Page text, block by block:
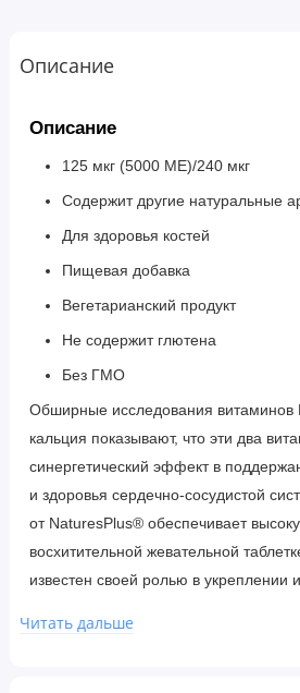
Описание
Описание
125 мкг (5000 МЕ)/240 мкг
Содержит другие натуральные
Для здоровья костей
Пищевая добавка
Вегетарианский продукт
Не содержит глютена
Без ГМО
Обширные исследования витаминов
кальция показывают, что эти два
синергетический эффект в
и здоровья сердечно-сосудистой
от NaturesPlus® обеспечивает
восхитительной жевательной
известен своей ролью в укреплении
кости, а не в артерии и суставные
Читать дальше